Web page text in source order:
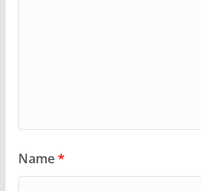
Name*